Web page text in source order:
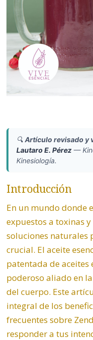
🔍 Artículo revisado y
Lautaro E. Pérez—
Kinesiología.
Introducción
En un mundo donde
expuestos a toxinas
soluciones naturales
crucial. El aceite
patentada de aceites
poderoso aliado en
del cuerpo. Este
integral de los
frecuentes sobre
responder a tus